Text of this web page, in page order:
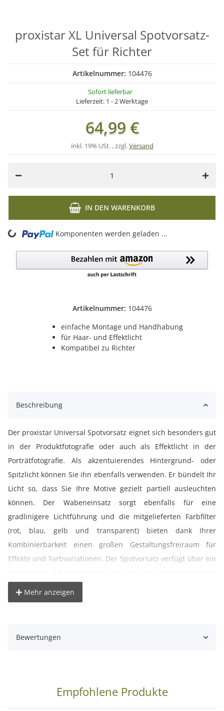
Artikelnummer: 104476
einfache Montage und Handhabung
für Haar- und Effektlicht
Kompatibel zu Richter
proxistar XL Universal Spotvorsatz-
Set für Richter
Artikelnummer: 104476
Sofort lieferbar
Lieferzeit: 1 - 2 Werktage
64,99 €
inkl. 19% USt. , zzgl.Versand
IN DEN WARENKORB
Komponenten werden geladen ...
Beschreibung
Der proxistar Universal Spotvorsatz eignet sich besonders gut
in der Produktfotografie oder auch als Effektlicht in der
Porträtfotografie. Als akzentuierendes Hintergrund- oder
Spitzlicht können Sie ihn ebenfalls verwenden. Er bündelt Ihr
Licht so, dass Sie Ihre Motive gezielt partiell ausleuchten
können. Der Wabeneinsatz sorgt ebenfalls für eine
gradlinigere Lichtführung und die mitgelieferten Farbfilter
(rot, blau, gelb und transparent) bieten dank Ihrer
Kombinierbarkeit einen großen Gestaltungsfreiraum für
Effekte und Farbvariationen. Der Spotvorsatz verfügt über ein
passt.
(rot,blau,gelb,transparent)
° ergibt einen engen Leuchtkegel
Mehr anzeigen
Bewertungen
Empfohlene Produkte